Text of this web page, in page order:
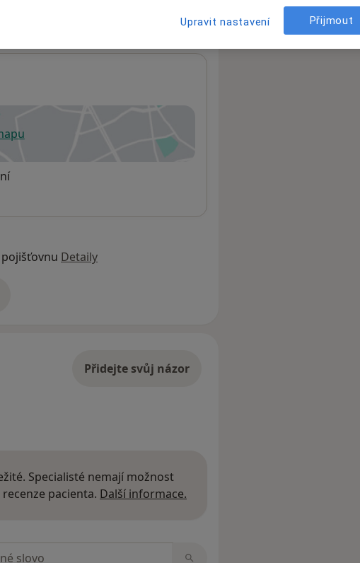
v nové záložce
Detaily
Přidejte svůj názor
Specialisté nemají možnost
pacienta. Další informace.
Upravit nastavení Přijmout